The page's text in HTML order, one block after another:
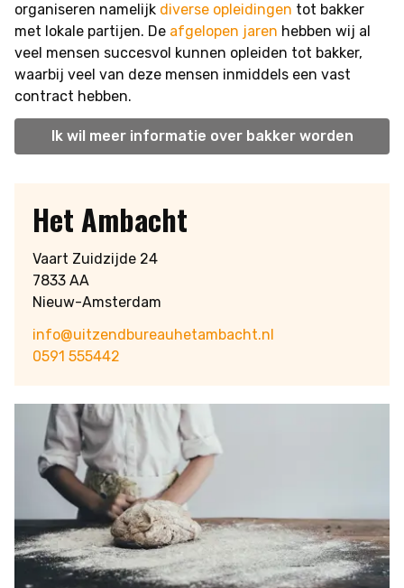
organiseren namelijk diverse opleidingen tot bakker
met lokale partijen. De afgelopen jaren hebben wij al
veel mensen succesvol kunnen opleiden tot bakker,
waarbij veel van deze mensen inmiddels een vast
contract hebben.
Ik wil meer informatie over bakker worden
Het Ambacht
Vaart Zuidzijde 24
7833 AA
Nieuw-Amsterdam
info@uitzendbureauhetambacht.nl
0591 555442